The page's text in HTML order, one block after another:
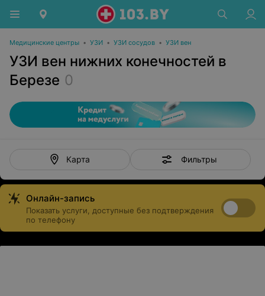
Медицинские центры • УЗИ • УЗИ сосудов • УЗИ вен
УЗИ вен нижних конечностей в
Березе 0
Карта Фильтры
Онлайн-запись
Показать услуги, доступные без подтверждения
по телефону